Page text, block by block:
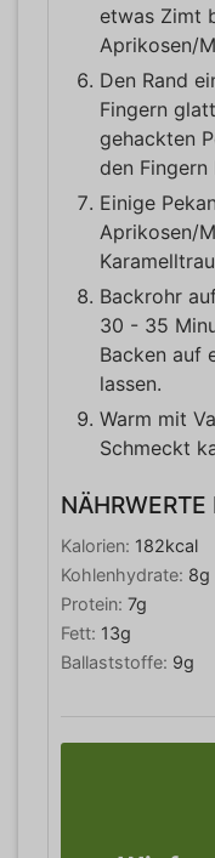
etwas Zimt
Aprikosen/
Den Rand
Fingern
gehackten
den
Einige
Aprikosen/
Backrohr
30 - 35
Backen auf
lassen.
Warm mit
Schmeckt
NÄHRWERTE
Kalorien: 182kcal
Kohlenhydrate: 8g
Protein: 7g
Fett: 13g
Ballaststoffe: 9g